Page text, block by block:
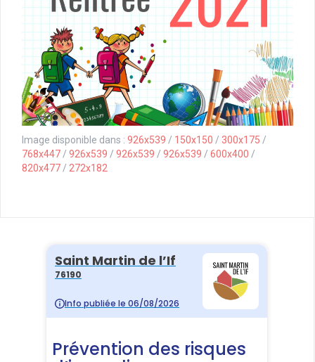
Image disponible dans : 926x539 / 150x150 / 300x175 /
768x447 / 926x539 / 926x539 / 926x539 / 600x400 /
820x477 / 272x182